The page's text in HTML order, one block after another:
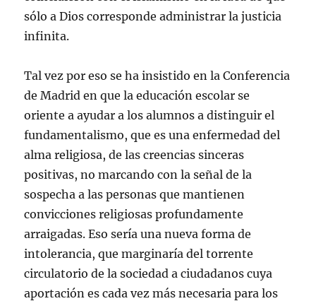
sólo a Dios corresponde administrar la justicia
infinita.
Tal vez por eso se ha insistido en la Conferencia
de Madrid en que la educación escolar se
oriente a ayudar a los alumnos a distinguir el
fundamentalismo, que es una enfermedad del
alma religiosa, de las creencias sinceras
positivas, no marcando con la señal de la
sospecha a las personas que mantienen
convicciones religiosas profundamente
arraigadas. Eso sería una nueva forma de
intolerancia, que marginaría del torrente
circulatorio de la sociedad a ciudadanos cuya
aportación es cada vez más necesaria para los